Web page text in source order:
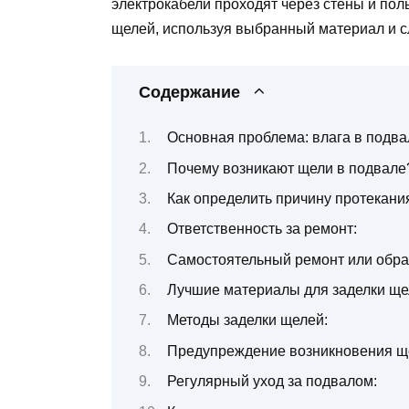
электрокабели проходят через стены и
щелей, используя выбранный материал и
Содержание
Основная проблема: влага в
Почему возникают щели в
Как определить причину
Ответственность за ремонт:
Самостоятельный ремонт или
Лучшие материалы для заделки
Методы заделки щелей:
Предупреждение возникновения
Регулярный уход за подвалом: